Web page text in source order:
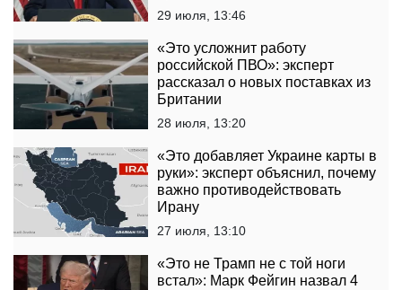
29 июля, 13:46
«Это усложнит работу
российской ПВО»: эксперт
рассказал о новых поставках из
Британии
28 июля, 13:20
«Это добавляет Украине карты в
руки»: эксперт объяснил, почему
важно противодействовать
Ирану
27 июля, 13:10
«Это не Трамп не с той ноги
встал»: Марк Фейгин назвал 4